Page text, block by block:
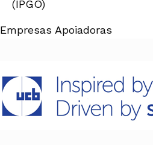
(IPGO)
Empresas Apoiadoras